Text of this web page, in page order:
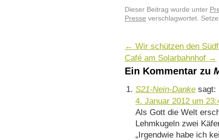
Dieser Beitrag wurde unter
Presse verschlagwortet.
← Wir schützen den
Café am Solarbahnhof →
Ein Kommentar zu
S21-Nein-Danke sagt:
4. Januar 2012 um
Als Gott die Welt
Lehmkugeln zwei
„Irgendwie habe ich